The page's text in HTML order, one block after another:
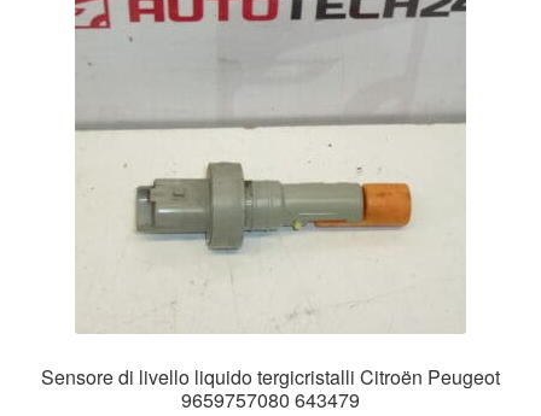
Sensore di livello liquido tergicristalli Citroën Peugeot
9659757080 643479